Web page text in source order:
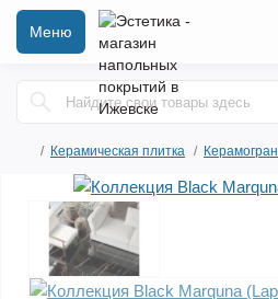
Меню
Керамическая плитка